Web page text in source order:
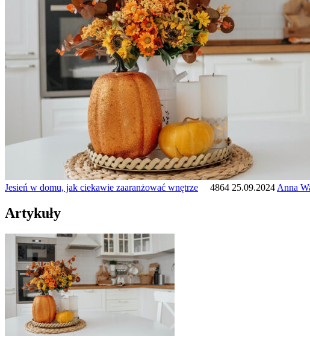
Jesień w domu, jak ciekawie zaaranżować wnętrze 4864 25.09.2024Anna
Artykuły